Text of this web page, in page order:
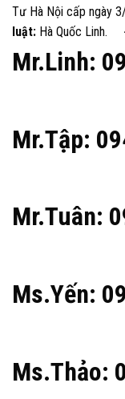
Tư Hà Nội cấp ngày
luật: Hà Quốc Linh.
Mr.Linh:
Mr.Tập:
Mr.Tuân:
Ms.Yến:
Ms.Thảo: